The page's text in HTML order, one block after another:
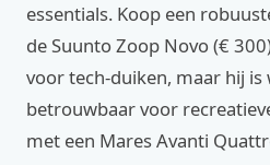
essentials. Koop een
de Suunto Zoop Novo (€
voor tech-duiken, maar hij is
betrouwbaar voor
met een Mares Avanti